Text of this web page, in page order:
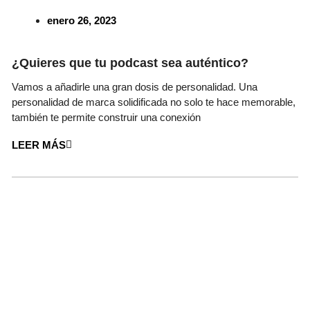
enero 26, 2023
¿Quieres que tu podcast sea auténtico?
Vamos a añadirle una gran dosis de personalidad. ​​Una
personalidad de marca solidificada no solo te hace memorable,
también te permite construir una conexión
LEER MÁS